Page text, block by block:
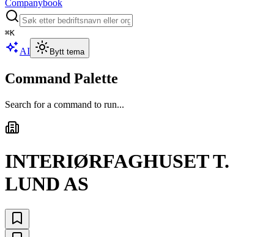
Companybook
⌘K
AI Bytt tema
Command Palette
Search for a command to run...
INTERIØRFAGHUSET T.
LUND AS